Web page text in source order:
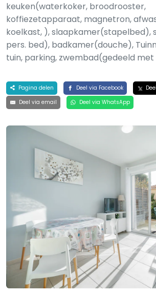
keuken(waterkoker, broodrooster,
koffiezetapparaat, magnetron,
koelkast, ), slaapkamer(stapelbed),
pers. bed), badkamer(douche),
tuin, parking, zwembad(gedeeld
Pagina delen Deel via Facebook
Deel via email
Deel via WhatsApp